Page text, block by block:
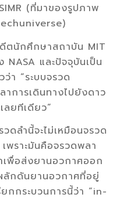
(ที่มาของรูปภาพ
ตนักศึกษาสถาบัน MIT
และปัจจุบันเป็น
า “ระบบจรวด
ลาการเดินทางไปยังดาว
ลยทีเดียว”
ดลำนี้จะไม่เหมือนจรวด
พราะมันคือจรวดพลา
เพื่อส่งยานอวกาศออก
ลักดันยานอวกาศที่อยู่
กกระบวนการนี้ว่า “in-